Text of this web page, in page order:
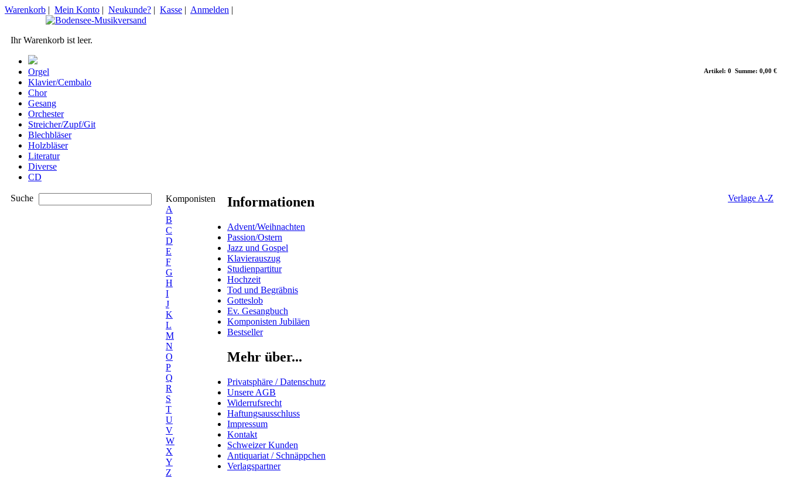
Artikel: 0 Summe: 0,00 €
Warenkorb | Mein Konto | Neukunde? | Kasse | Anmelden |
Ihr Warenkorb ist leer.
Orgel
Klavier/Cembalo
Chor
Gesang
Orchester
Streicher/Zupf/Git
Blechbläser
Holzbläser
Literatur
Diverse
CD
Suche
Komponisten
A
B
C
D
E
F
G
H
I
J
K
L
M
N
O
P
Q
R
S
T
U
V
W
X
Y
Z
Verlage A-Z
Informationen
Advent/Weihnachten
Passion/Ostern
Jazz und Gospel
Klavierauszug
Studienpartitur
Hochzeit
Tod und Begräbnis
Gotteslob
Ev. Gesangbuch
Komponisten Jubiläen
Bestseller
Mehr über...
Privatsphäre / Datenschutz
Unsere AGB
Widerrufsrecht
Haftungsausschluss
Impressum
Kontakt
Schweizer Kunden
Antiquariat / Schnäppchen
Verlagspartner